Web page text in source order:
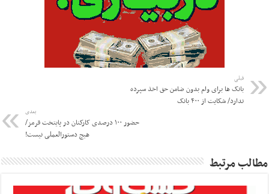
قبلی
بانک ها برای وام بدون ضامن حق اخذ سپرده
ندارد/ شکایت از ۴۰۰ بانک
بعدی
حضور ۱۰۰ درصدی کارکنان در پایتخت قرمز/
هیچ دستورالعملی نیست!
مطالب مرتبط